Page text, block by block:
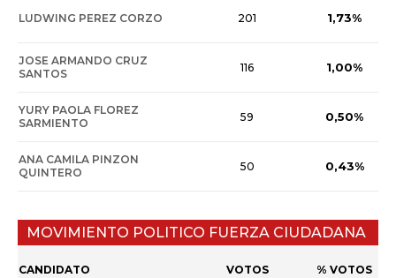
LUDWING PEREZ CORZO 201 1,73%
JOSE ARMANDO CRUZ
SANTOS
116 1,00%
YURY PAOLA FLOREZ
SARMIENTO
59 0,50%
ANA CAMILA PINZON
QUINTERO
50 0,43%
MOVIMIENTO POLITICO FUERZA CIUDADANA
CANDIDATO VOTOS % VOTOS